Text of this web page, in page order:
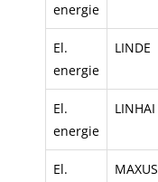
energie
El.
energie
LINDE
El.
energie
LINHAI
El.
MAXUS